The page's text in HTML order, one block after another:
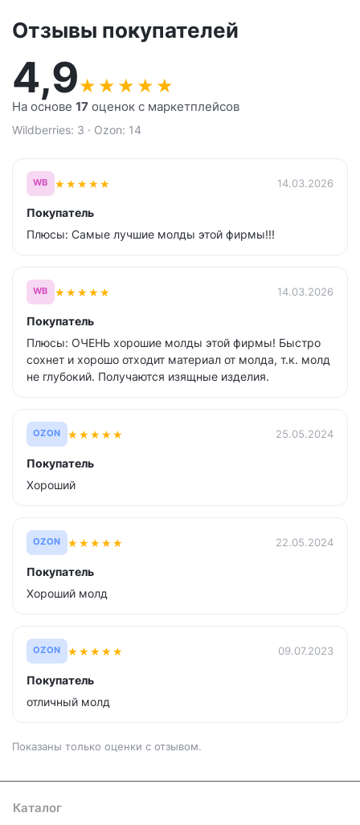
Отзывы покупателей
4,9★ ★ ★ ★ ★
На основе 17 оценок с маркетплейсов
Wildberries: 3 · Ozon: 14
WB ★★★★★ 14.03.2026
Покупатель
Плюсы: Самые лучшие молды этой фирмы!!!
WB ★★★★★ 14.03.2026
Покупатель
Плюсы: ОЧЕНЬ хорошие молды этой фирмы! Быстро
сохнет и хорошо отходит материал от молда, т.к. молд
не глубокий. Получаются изящные изделия.
OZON ★★★★★ 25.05.2024
Покупатель
Хороший
OZON ★★★★★ 22.05.2024
Покупатель
Хороший молд
OZON ★★★★★ 09.07.2023
Покупатель
отличный молд
Показаны только оценки с отзывом.
Каталог